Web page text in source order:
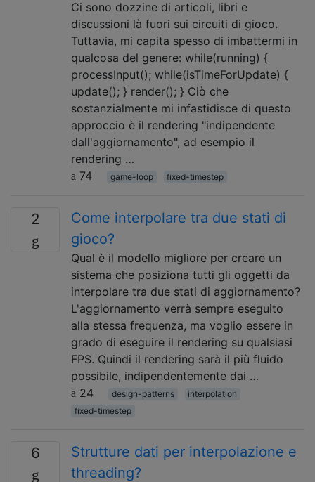
Ci sono dozzine di articoli, libri e
discussioni là fuori sui circuiti di gioco.
Tuttavia, mi capita spesso di imbattermi in
qualcosa del genere: while(running) {
processInput(); while(isTimeForUpdate) {
update(); } render(); } Ciò che
sostanzialmente mi infastidisce di questo
approccio è il rendering "indipendente
dall'aggiornamento", ad esempio il
rendering …
74
game-loop fixed-timestep
2
Come interpolare tra due stati di
gioco?
Qual è il modello migliore per creare un
sistema che posiziona tutti gli oggetti da
interpolare tra due stati di aggiornamento?
L'aggiornamento verrà sempre eseguito
alla stessa frequenza, ma voglio essere in
grado di eseguire il rendering su qualsiasi
FPS. Quindi il rendering sarà il più fluido
possibile, indipendentemente dai …
24
design-patterns
interpolation
fixed-timestep
6
Strutture dati per interpolazione e
threading?